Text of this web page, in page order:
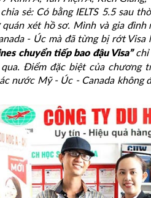
sẻ: Có bằng IELTS 5.5 sau
xét hồ sơ. Mình và gia
- Úc mà đã từng bị rớt Visa
chuyển tiếp bao đậu Visa”chỉ
Điểm đặc biệt của chương
nước Mỹ - Úc - Canada không